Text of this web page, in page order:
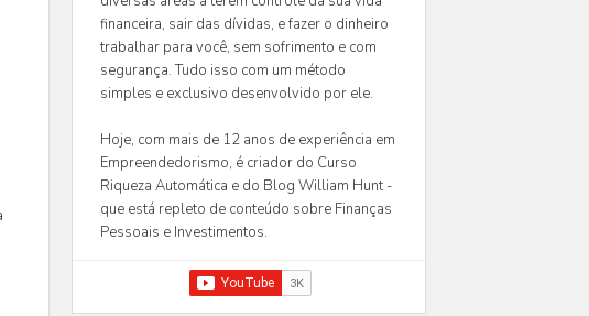
financeira, sair das dívidas, e fazer o dinheiro
trabalhar para você, sem sofrimento e com
segurança. Tudo isso com um método
simples e exclusivo desenvolvido por ele.
Hoje, com mais de 12 anos de experiência em
Empreendedorismo, é criador do Curso
Riqueza Automática e do Blog William Hunt -
que está repleto de conteúdo sobre Finanças
Pessoais e Investimentos.